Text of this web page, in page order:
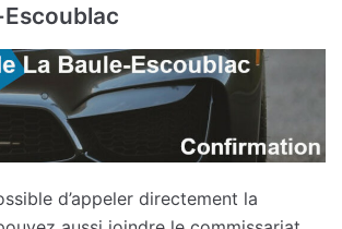
d’appeler directement la